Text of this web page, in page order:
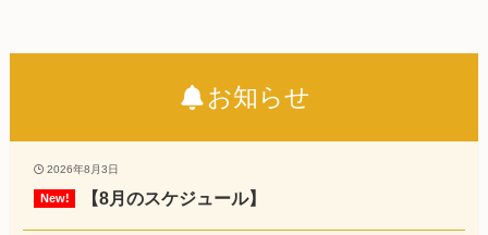
お知らせ
2026年8月3日
【8月のスケジュール】